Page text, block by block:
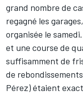
grand nombre de
regagné les
organisée le
et une course de
suffisamment de
de
Pérez) étaient